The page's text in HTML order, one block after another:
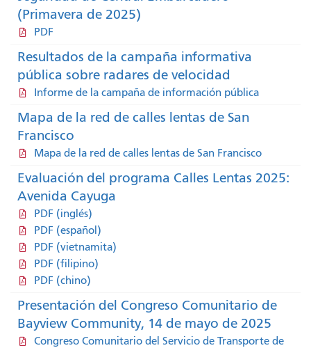
(Primavera de 2025)
PDF
Resultados de la campaña informativa
pública sobre radares de velocidad
Informe de la campaña de información pública
Mapa de la red de calles lentas de San
Francisco
Mapa de la red de calles lentas de San Francisco
Evaluación del programa Calles Lentas 2025:
Avenida Cayuga
PDF (inglés)
PDF (español)
PDF (vietnamita)
PDF (filipino)
PDF (chino)
Presentación del Congreso Comunitario de
Bayview Community, 14 de mayo de 2025
Congreso Comunitario del Servicio de Transporte de